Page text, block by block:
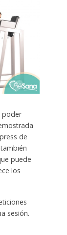
poder
de
puede
los
sesión.